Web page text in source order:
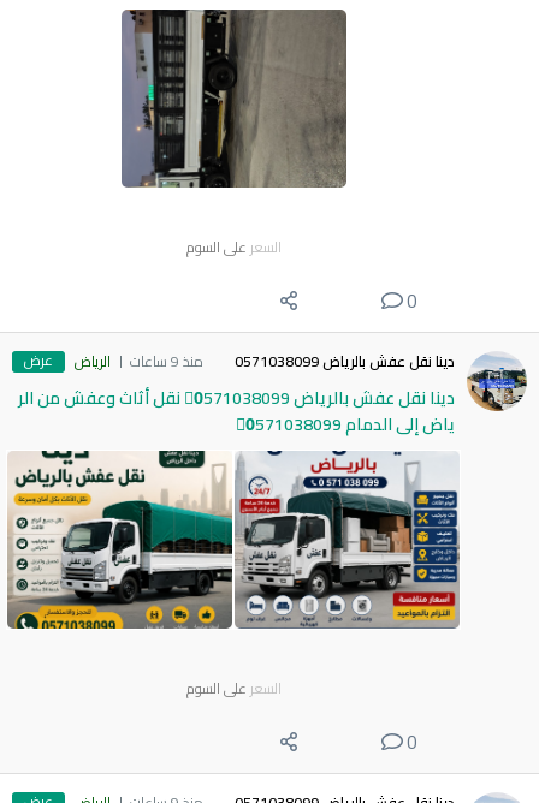
السعر على السوم
0
دينا نقل عفش بالرياض 0571038099 منذ 9 ساعات الرياض عرض
دينا نقل عفش بالرياض 0َ571038099 نقل أثاث وعفش من الر
ياض إلى الدمام 0َ571038099
السعر على السوم
0